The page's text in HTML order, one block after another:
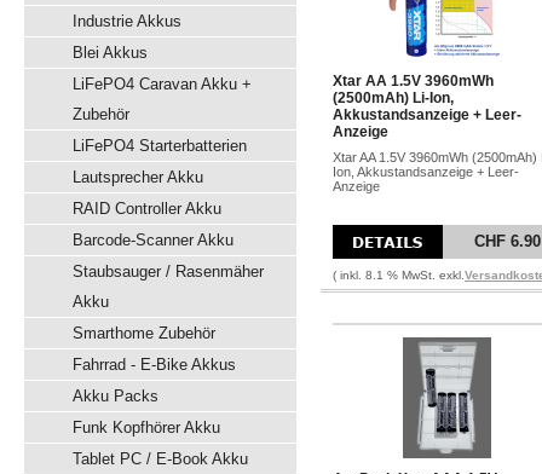
Industrie Akkus
Blei Akkus
LiFePO4 Caravan Akku +
Zubehör
LiFePO4 Starterbatterien
Lautsprecher Akku
RAID Controller Akku
Barcode-Scanner Akku
Staubsauger / Rasenmäher
Akku
Smarthome Zubehör
Fahrrad - E-Bike Akkus
Akku Packs
Funk Kopfhörer Akku
Tablet PC / E-Book Akku
Xtar AA 1.5V 3960mWh
(2500mAh) Li-Ion,
Akkustandsanzeige + Leer-
Anzeige
Xtar AA 1.5V 3960mWh (2500mAh)
Ion, Akkustandsanzeige + Leer-
Anzeige
CHF 6.90
( inkl. 8.1 % MwSt. exkl.